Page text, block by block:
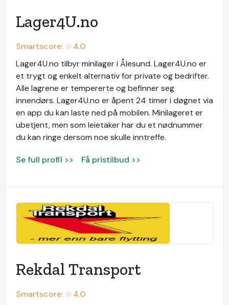
Lager4U.no
Smartscore: ☆4.0
Lager4U.no tilbyr minilager i Ålesund. Lager4U.no er
et trygt og enkelt alternativ for private og bedrifter.
Alle lagrene er tempererte og befinner seg
innendørs. Lager4U.no er åpent 24 timer i døgnet via
en app du kan laste ned på mobilen. Minilageret er
ubetjent, men som leietaker har du et nødnummer
du kan ringe dersom noe skulle inntreffe.
Se full profil >> Få pristilbud >>
Rekdal Transport
Smartscore: ☆4.0